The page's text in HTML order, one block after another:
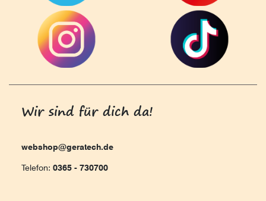
Wir sind für dich da!
webshop@geratech.de
Telefon: 0365 - 730700